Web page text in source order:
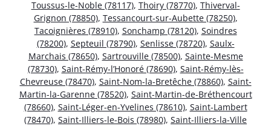
Toussus-le-Noble (78117), Thoiry (78770), Thiverval-
Grignon (78850), Tessancourt-sur-Aubette (78250),
Tacoignières (78910), Sonchamp (78120), Soindres
(78200), Septeuil (78790), Senlisse (78720), Saulx-
Marchais (78650), Sartrouville (78500), Sainte-Mesme
(78730), Saint-Rémy-l’Honoré (78690), Saint-Rémy-lès-
Chevreuse (78470), Saint-Nom-la-Bretêche (78860), Saint-
Martin-la-Garenne (78520), Saint-Martin-de-Bréthencourt
(78660), Saint-Léger-en-Yvelines (78610), Saint-Lambert
(78470), Saint-Illiers-le-Bois (78980), Saint-Illiers-la-Ville